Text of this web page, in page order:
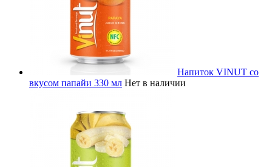
Напиток VINUT со
вкусом папайи 330 мл Нет в наличии